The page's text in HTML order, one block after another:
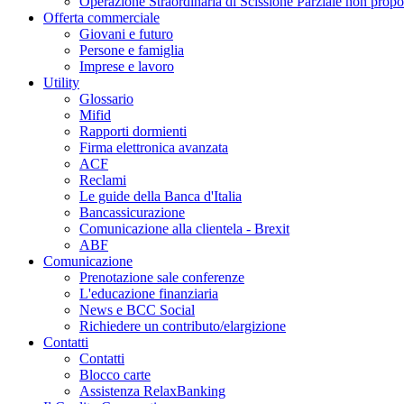
Offerta commerciale
Giovani e futuro
Persone e famiglia
Imprese e lavoro
Utility
Glossario
Mifid
Rapporti dormienti
Firma elettronica avanzata
ACF
Reclami
Le guide della Banca d'Italia
Bancassicurazione
Comunicazione alla clientela - Brexit
ABF
Comunicazione
Prenotazione sale conferenze
L'educazione finanziaria
News e BCC Social
Richiedere un contributo/elargizione
Contatti
Contatti
Blocco carte
Assistenza RelaxBanking